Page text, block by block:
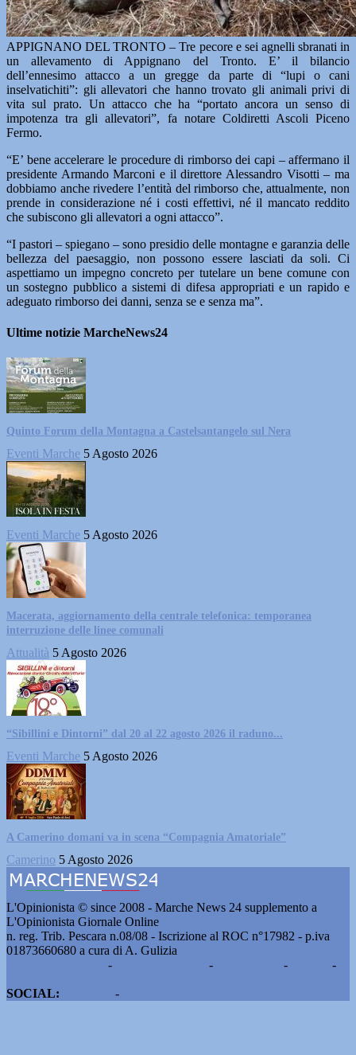
APPIGNANO DEL TRONTO – Tre pecore e sei agnelli sbranati in
un allevamento di Appignano del Tronto. E’ il bilancio
dell’ennesimo attacco a un gregge da parte di “lupi o cani
inselvatichiti”: gli allevatori che hanno trovato gli animali privi di
vita sul prato. Un attacco che ha “portato ancora un senso di
impotenza tra gli allevatori”, fa notare Coldiretti Ascoli Piceno
Fermo.
“E’ bene accelerare le procedure di rimborso dei capi – affermano il
presidente Armando Marconi e il direttore Alessandro Visotti – ma
dobbiamo anche rivedere l’entità del rimborso che, attualmente, non
prende in considerazione né i costi effettivi, né il mancato reddito
che subiscono gli allevatori a ogni attacco”.
“I pastori – spiegano – sono presidio delle montagne e garanzia delle
bellezza del paesaggio, non possono essere lasciati da soli. Ci
aspettiamo un impegno concreto per tutelare un bene comune con
un sostegno pubblico a sistemi di difesa appropriati e un rapido e
adeguato rimborso dei danni, senza se e senza ma”.
Ultime notizie MarcheNews24
Quinto Forum della Montagna a Castelsantangelo sul Nera
Eventi Marche 5 Agosto 2026
Eventi Marche 5 Agosto 2026
Macerata, aggiornamento della centrale telefonica: temporanea
interruzione delle linee comunali
Attualità 5 Agosto 2026
“Sibillini e Dintorni” dal 20 al 22 agosto 2026 il raduno...
Eventi Marche 5 Agosto 2026
A Camerino domani va in scena “Compagnia Amatoriale”
Camerino 5 Agosto 2026
L'Opinionista © since 2008 - Marche News 24 supplemento a
L'Opinionista Giornale Online
n. reg. Trib. Pescara n.08/08 - Iscrizione al ROC n°17982 - p.iva
01873660680 a cura di A. Gulizia
- - -
-
SOCIAL:
-